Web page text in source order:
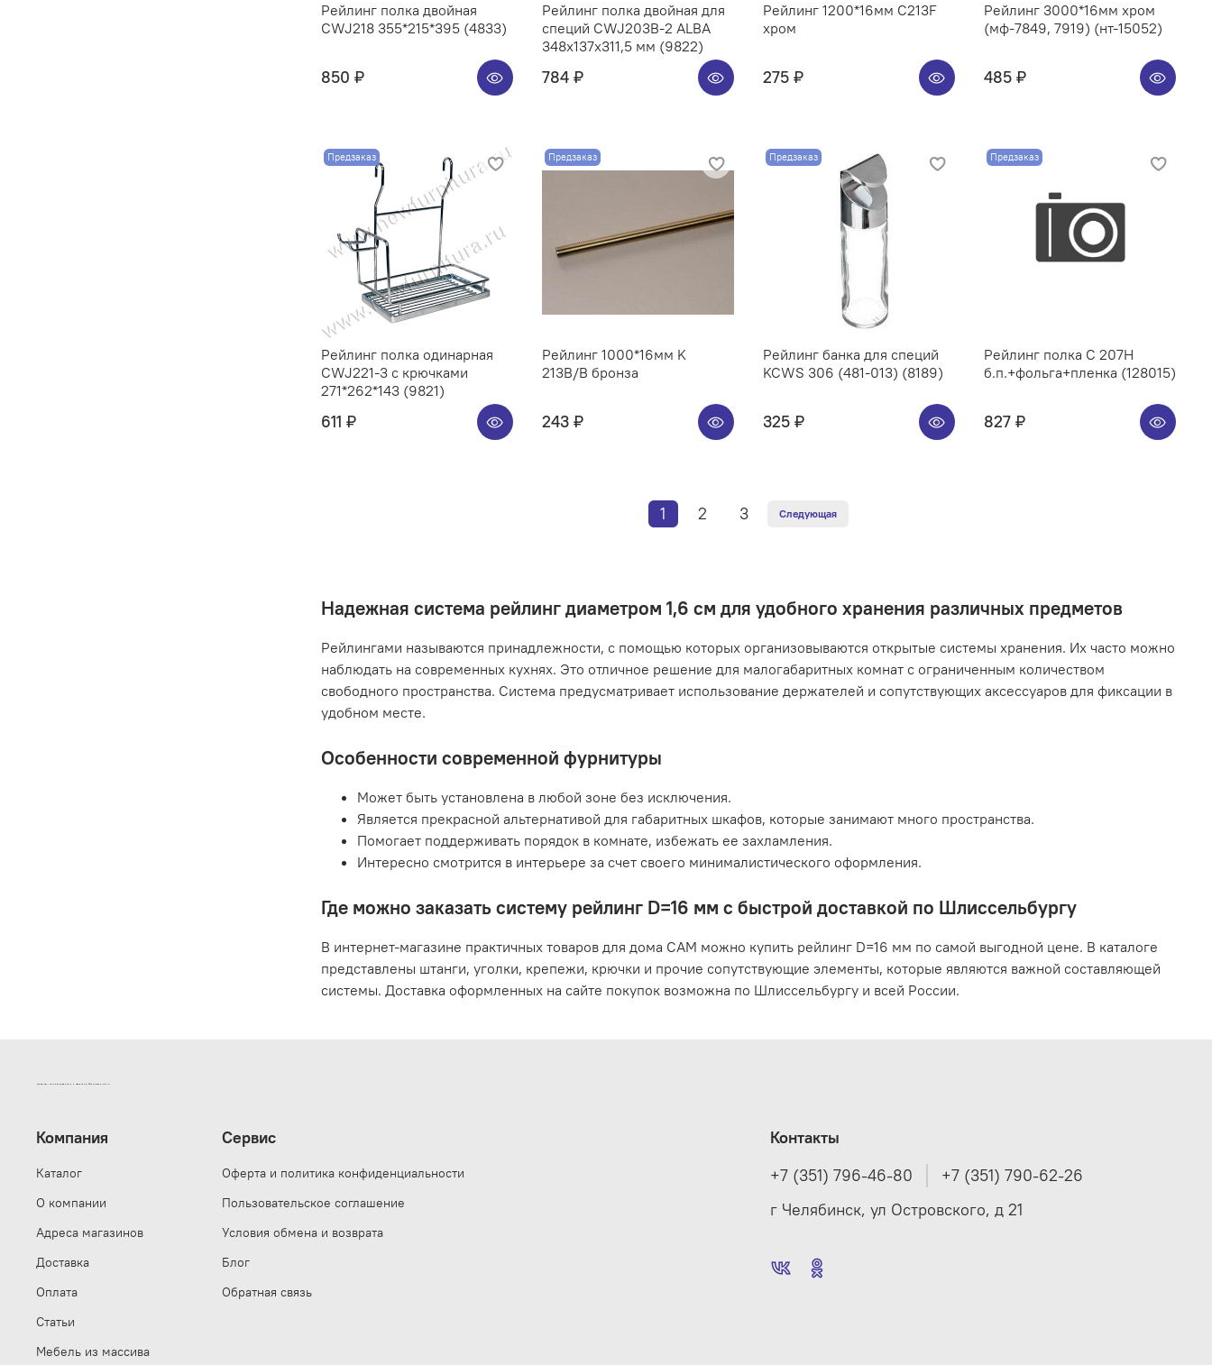
Рейлинг полка двойная
CWJ218 355*215*395 (4833)
850 ₽
Рейлинг полка двойная для
специй CWJ203B-2 ALBA
348x137x311,5 мм (9822)
784 ₽
Рейлинг 1200*16мм C213F
хром
275 ₽
Рейлинг 3000*16мм хром
(мф-7849, 7919) (нт-15052)
485 ₽
Предзаказ
Рейлинг полка одинарная
CWJ221-3 с крючками
271*262*143 (9821)
611 ₽
Предзаказ
Рейлинг 1000*16мм K
213B/B бронза
243 ₽
Предзаказ
Рейлинг банка для специй
KCWS 306 (481-013) (8189)
325 ₽
Предзаказ
Рейлинг полка C 207H
б.п.+фольга+пленка (128015)
827 ₽
1 2 3 Следующая
Надежная система рейлинг диаметром 1,6 см для удобного хранения различных предметов
Рейлингами называются принадлежности, с помощью которых организовываются открытые системы хранения. Их часто можно
наблюдать на современных кухнях. Это отличное решение для малогабаритных комнат с ограниченным количеством
свободного пространства. Система предусматривает использование держателей и сопутствующих аксессуаров для фиксации в
удобном месте.
Особенности современной фурнитуры
Может быть установлена в любой зоне без исключения.
Является прекрасной альтернативой для габаритных шкафов, которые занимают много пространства.
Помогает поддерживать порядок в комнате, избежать ее захламления.
Интересно смотрится в интерьере за счет своего минималистического оформления.
Где можно заказать систему рейлинг D=16 мм с быстрой доставкой по Шлиссельбургу
В интернет-магазине практичных товаров для дома САМ можно купить рейлинг D=16 мм по самой выгодной цене. В каталоге
представлены штанги, уголки, крепежи, крючки и прочие сопутствующие элементы, которые являются важной составляющей
системы. Доставка оформленных на сайте покупок возможна по Шлиссельбургу и всей России.
ИНТЕРНЕТ-МАГАЗИН ДВЕРНОЙ И МЕБЕЛЬНОЙ ФУРНИТУРЫ САМ
Компания
Каталог
О компании
Адреса магазинов
Доставка
Оплата
Статьи
Мебель из массива
Сервис
Оферта и политика конфиденциальности
Пользовательское соглашение
Условия обмена и возврата
Блог
Обратная связь
Контакты
+7 (351) 796-46-80
+7 (351) 790-62-26
г Челябинск, ул Островского, д 21